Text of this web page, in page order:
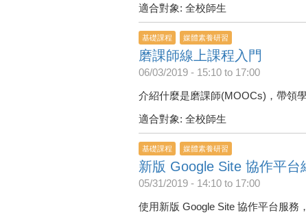
適合對象: 全校師生
基礎課程 媒體素養研習
磨課師線上課程入門
06/03/2019 - 15:10 to 17:00
介紹什麼是磨課師(MOOCs)，帶領
適合對象: 全校師生
基礎課程 媒體素養研習
新版 Google Site 協作平台
05/31/2019 - 14:10 to 17:00
使用新版 Google Site 協作平台服